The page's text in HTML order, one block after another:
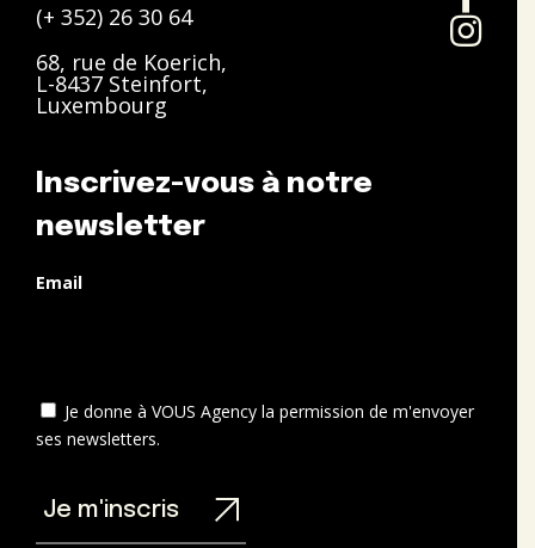
(+ 352) 26 30 64
68, rue de Koerich,
L-8437 Steinfort,
Luxembourg
Inscrivez-vous à notre
newsletter
Email
Je donne à VOUS Agency la permission de m'envoyer
ses newsletters.
Je m'inscris